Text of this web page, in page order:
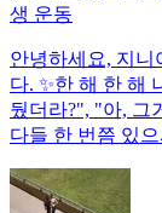
생 운동
안녕하세요, 지니
다. ✨한 해 한 해
뒀더라?", "아, 그
다들 한 번쯤 있